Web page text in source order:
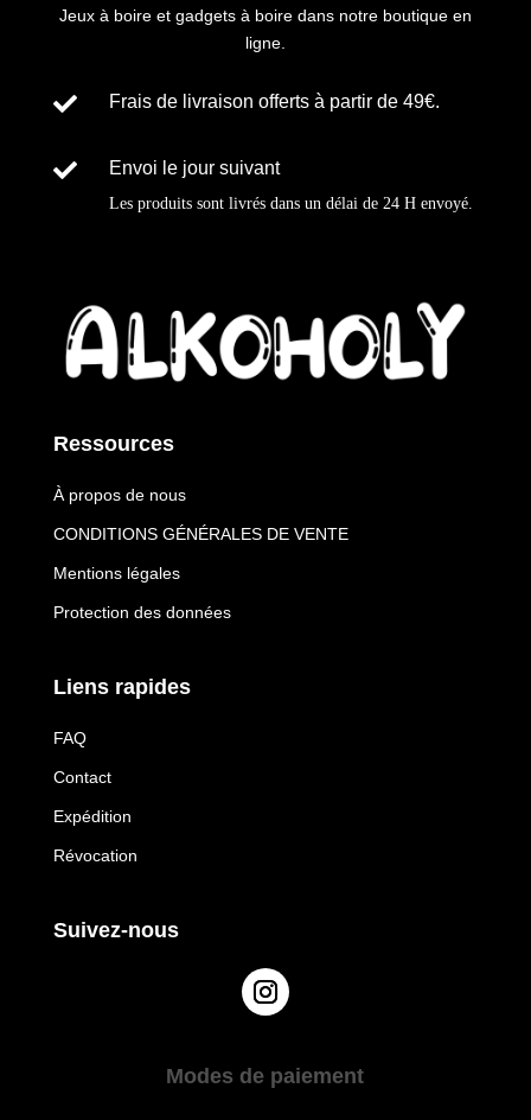
Jeux à boire et gadgets à boire dans notre boutique en
ligne.
 Frais de livraison offerts à partir de 49€.
 Envoi le jour suivant
Les produits sont livrés dans un délai de 24 H envoyé.
Ressources
À propos de nous
CONDITIONS GÉNÉRALES DE VENTE
Mentions légales
Protection des données
Liens rapides
FAQ
Contact
Expédition
Révocation
Suivez-nous
Modes de paiement